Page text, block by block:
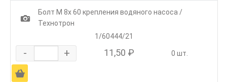
1
Болт М 8х 60 крепления водяного насоса /
Технотрон
1/60444/21
- + 11,50 ₽ 0 шт.
Ä